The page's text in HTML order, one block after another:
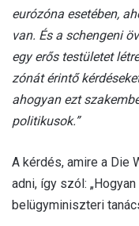
eurózóna esetében,
van. És a schengeni
egy erős testületet
zónát érintő
ahogyan ezt
politikusok.”
A kérdés, amire a Die
adni, így szól:
belügyminiszteri